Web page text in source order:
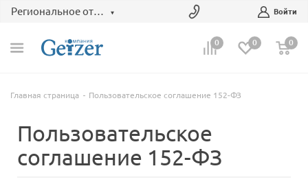
Региональное отделение Войти
0 0 0
Главная страница Пользовательское соглашение 152-ФЗ
Пользовательское
соглашение 152-ФЗ